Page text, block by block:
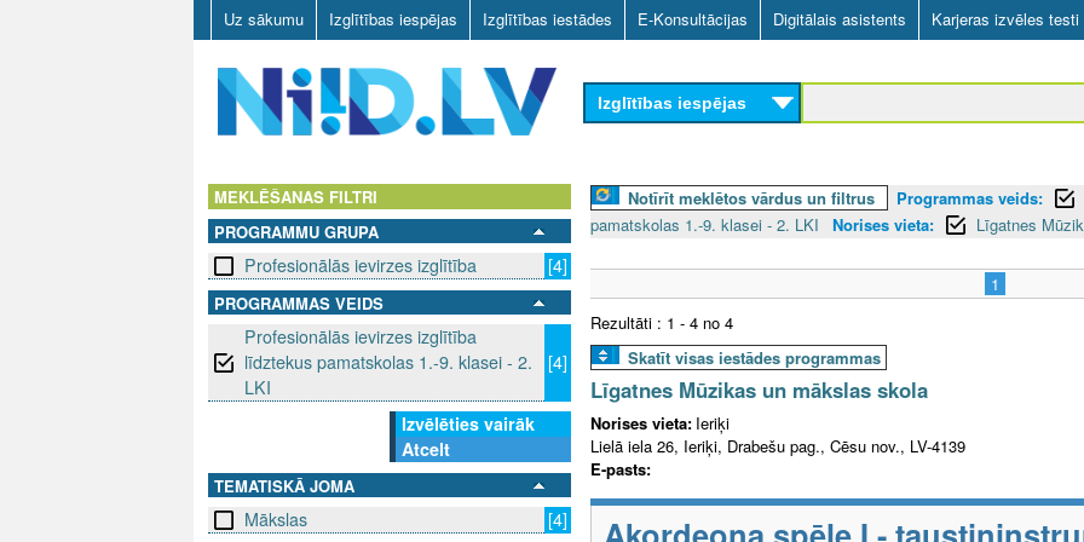
Skip
to
main
content
Uz sākumu Izglītības iespējas Izglītības iestādes E-Konsultācijas Digitālais asistents Karjeras izvēles testi
D
L
Izglītības iespējas
MEKLĒŠANAS FILTRI
PROGRAMMU GRUPA
Profesionālās ievirzes izglītība [4]
PROGRAMMAS VEIDS
Profesionālās ievirzes izglītība
līdztekus pamatskolas 1.-9. klasei - 2.
LKI
[4]
Izvēlēties vairāk
Atcelt
TEMATISKĀ JOMA
Mākslas [4]
Notīrīt meklētos vārdus un filtrus
Programmas veids:
pamatskolas 1.-9. klasei - 2. LKI
Norises vieta: Līgatnes
1
Rezultāti : 1 - 4 no 4
Skatīt visas iestādes programmas
Līgatnes Mūzikas un mākslas skola
Norises vieta: Ieriķi
Lielā iela 26, Ieriķi, Drabešu pag., Cēsu nov., LV-4139
E-pasts: